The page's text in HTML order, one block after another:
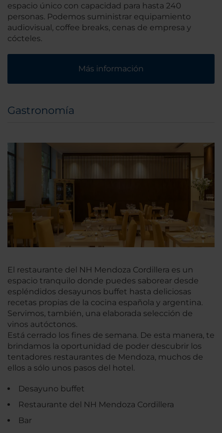
espacio único con capacidad para hasta 240
personas. Podemos suministrar equipamiento
audiovisual, coffee breaks, cenas de empresa y
cócteles.
Más información
Gastronomía
El restaurante del NH Mendoza Cordillera es un
espacio tranquilo donde puedes saborear desde
espléndidos desayunos buffet hasta deliciosas
recetas propias de la cocina española y argentina.
Servimos, también, una elaborada selección de
vinos autóctonos.
Está cerrado los fines de semana. De esta manera, te
brindamos la oportunidad de poder descubrir los
tentadores restaurantes de Mendoza, muchos de
ellos a sólo unos pasos del hotel.
Desayuno buffet
Restaurante del NH Mendoza Cordillera
Bar